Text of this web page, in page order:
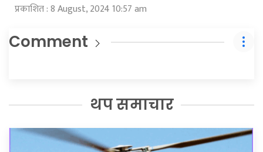
प्रकाशित : 8 August, 2024 10:57 am
Comment
थप समाचार